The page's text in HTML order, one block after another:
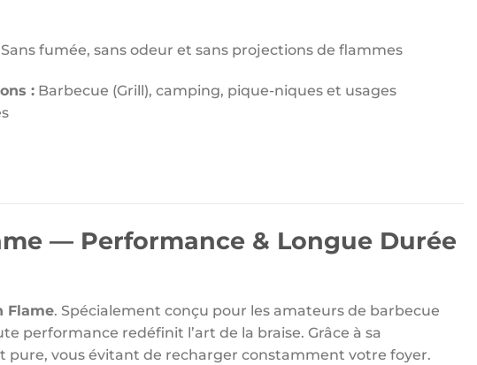
Sans fumée, sans odeur et sans projections de flammes
: Barbecue (Grill), camping, pique-niques et usages
— Performance & Longue Durée
Flame. Spécialement conçu pour les amateurs de barbecue
performance redéfinit l’art de la braise. Grâce à sa
pure, vous évitant de recharger constamment votre foyer.